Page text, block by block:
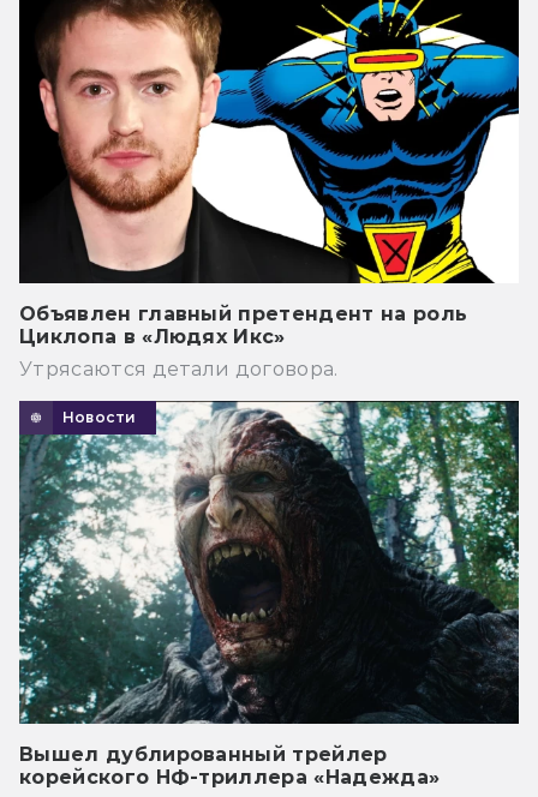
Объявлен главный претендент на роль
Циклопа в «Людях Икс»
Утрясаются детали договора.
Новости
Вышел дублированный трейлер
корейского НФ-триллера «Надежда»